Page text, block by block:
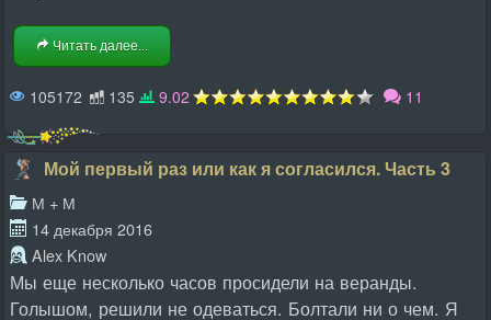
Читать далее...
105172 135 9.02 11
Мой первый раз или как я согласился. Часть 3
М + М
14 декабря 2016
Alex Know
Мы еще несколько часов просидели на веранды.
Голышом, решили не одеваться. Болтали ни о чем. Я